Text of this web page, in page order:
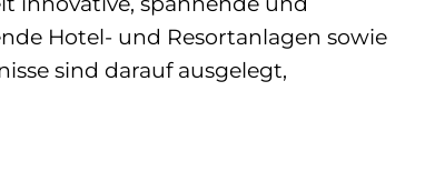
Hotel- und Resortanlagen sowie
sind darauf ausgelegt,